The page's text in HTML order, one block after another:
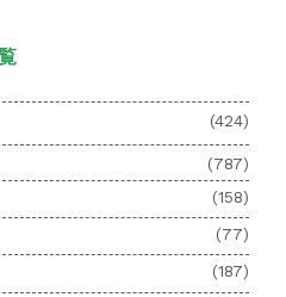
(424)
(787)
(158)
(77)
(187)